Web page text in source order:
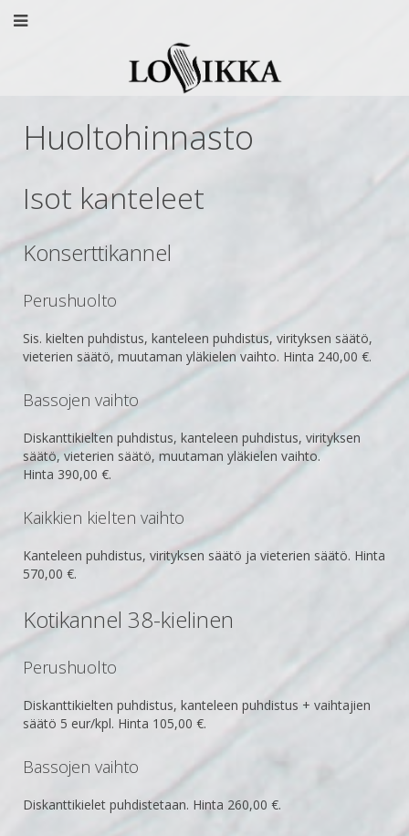
Huoltohinnasto
Isot kanteleet
Konserttikannel
Perushuolto
Sis. kielten puhdistus, kanteleen puhdistus, virityksen säätö,
vieterien säätö, muutaman yläkielen vaihto. Hinta 240,00 €.
Bassojen vaihto
Diskanttikielten puhdistus, kanteleen puhdistus, virityksen
säätö, vieterien säätö, muutaman yläkielen vaihto.
Hinta 390,00 €.
Kaikkien kielten vaihto
Kanteleen puhdistus, virityksen säätö ja vieterien säätö. Hinta
570,00 €.
Kotikannel 38-kielinen
Perushuolto
Diskanttikielten puhdistus, kanteleen puhdistus + vaihtajien
säätö 5 eur/kpl. Hinta 105,00 €.
Bassojen vaihto
Diskanttikielet puhdistetaan. Hinta 260,00 €.